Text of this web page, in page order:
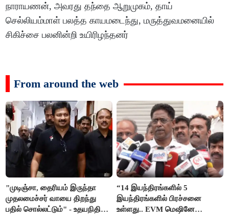
நாராயணன், அவரது தந்தை ஆறுமுகம், தாய்
செல்லியம்மாள் பலத்த காயமடைந்து, மருத்துவமனையில்
சிகிச்சை பலனின்றி உயிரிழந்தனர்
From around the web
"முடிஞ்சா, தைரியம் இருந்தா
முதலமைச்சர் வாயை திறந்து
பதில் சொல்லட்டும்" - உதயநிதி
“14 இயந்திரங்களில் 5
இயந்திரங்களில் பிரச்சனை
உள்ளது.. EVM மெஷினே